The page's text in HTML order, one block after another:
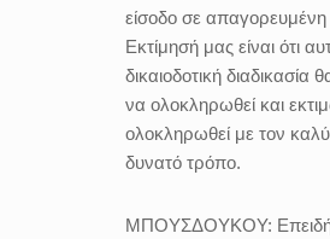
είσοδο σε
Εκτίμησή μας είναι ότι
δικαιοδοτική διαδικασία
να ολοκληρωθεί και
ολοκληρωθεί με τον
δυνατό τρόπο.
ΜΠΟΥΣΔΟΥΚΟΥ: